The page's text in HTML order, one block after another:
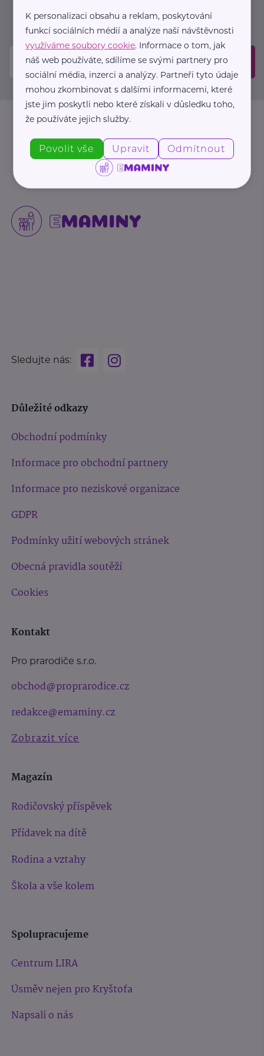
událostech. Prosíme, potvrďte odběr ve vaší e-
mailové schránce.
Odeslat
Sledujte nás:
Důležité odkazy
Obchodní podmínky
Informace pro obchodní partnery
Informace pro neziskové organizace
GDPR
Podmínky užití webových stránek
Obecná pravidla soutěží
Cookies
Kontakt
Pro prarodiče s.r.o.
obchod@proprarodice.cz
redakce@emaminy.cz
Zobrazit více
Magazín
Rodičovský příspěvek
Přídavek na dítě
Rodina a vztahy
Škola a vše kolem
Spolupracujeme
Centrum LIRA
Úsměv nejen pro Kryštofa
Napsali o nás
K personalizaci obsahu a reklam, poskytování
funkcí sociálních médií a analýze naší návštěvnosti
využíváme soubory cookie. Informace o tom, jak
náš web používáte, sdílíme se svými partnery pro
sociální média, inzerci a analýzy. Partneři tyto údaje
mohou zkombinovat s dalšími informacemi, které
jste jim poskytli nebo které získali v důsledku toho,
že používáte jejich služby.
Povolit vše Upravit Odmítnout